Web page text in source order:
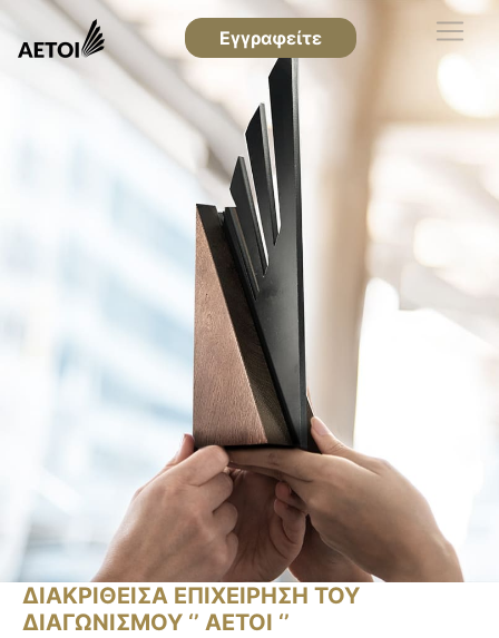
Εγγραφείτε
ΔΙΑΚΡΙΘΕΙΣΑ ΕΠΙΧΕΙΡΗΣΗ ΤΟΥ
ΔΙΑΓΩΝΙΣΜΟΥ ‘’ ΑΕΤΟΙ ‘’